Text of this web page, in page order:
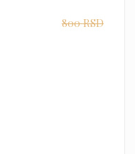
800RSD